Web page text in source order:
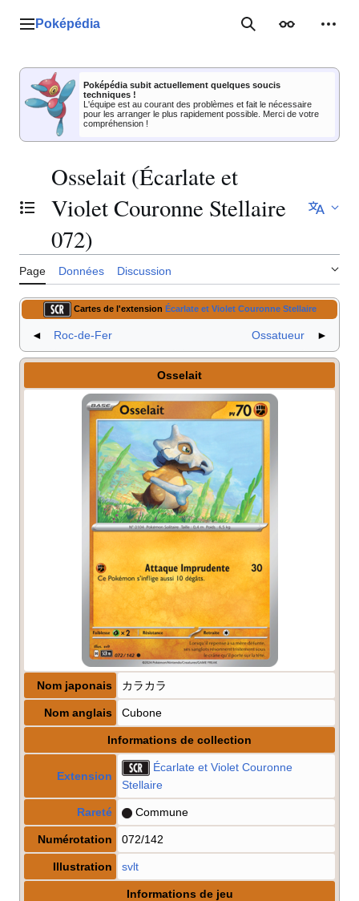
Menu principal
Poképédia RechercherApparence
Poképédia subit actuellement quelques soucis
techniques !
L'équipe est au courant des problèmes et fait le nécessaire
pour les arranger le plus rapidement possible. Merci de votre
compréhension !
Basculer la table des matières
Osselait (Écarlate et
Violet Couronne Stellaire
072)
Page Données Discussion
Cartes de l'extension Écarlate et Violet Couronne Stellaire
◄ Roc-de-Fer Ossatueur ►
Osselait
Nom japonais カラカラ
Nom anglais Cubone
Informations de collection
Extension
Écarlate et Violet Couronne
Stellaire
Rareté Commune
Numérotation 072/142
Illustration svlt
Informations de jeu